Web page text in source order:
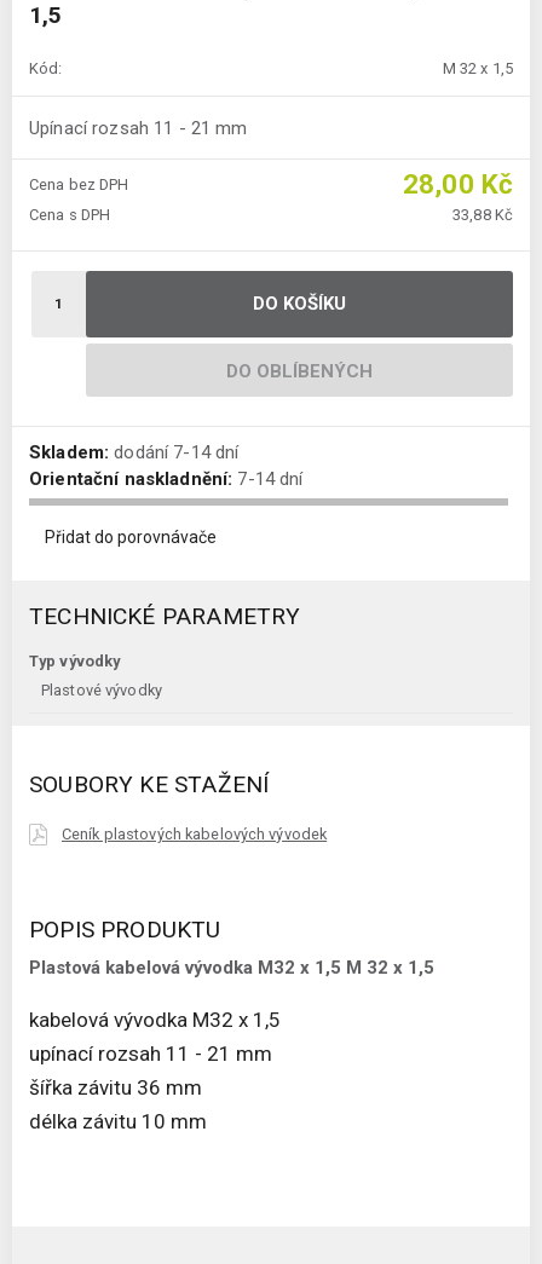
1,5
Kód: M 32 x 1,5
Upínací rozsah 11 - 21 mm
Cena bez DPH 28,00 Kč
Cena s DPH 33,88 Kč
DO KOŠÍKU
DO OBLÍBENÝCH
Skladem: dodání 7-14 dní
Orientační naskladnění: 7-14 dní
Přidat do porovnávače
TECHNICKÉ PARAMETRY
Typ vývodky
Plastové vývodky
SOUBORY KE STAŽENÍ
Ceník plastových kabelových vývodek
POPIS PRODUKTU
Plastová kabelová vývodka M32 x 1,5 M 32 x 1,5
kabelová vývodka M32 x 1,5
upínací rozsah 11 - 21 mm
šířka závitu 36 mm
délka závitu 10 mm